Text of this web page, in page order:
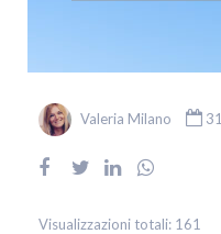
Valeria Milano
Visualizzazioni totali: 161